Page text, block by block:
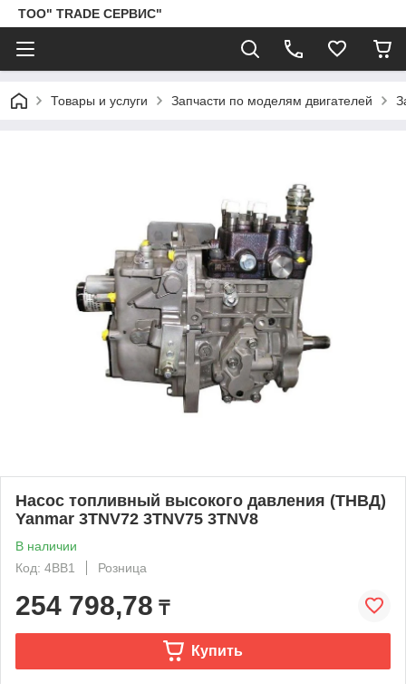
ТОО" TRADE СЕРВИС"
Товары и услуги Запчасти по моделям двигателей
Насос топливный высокого давления (ТНВД)
Yanmar 3TNV72 3TNV75 3TNV8
В наличии
Код: 4BB1
Розница
254 798,78 ₸
Купить